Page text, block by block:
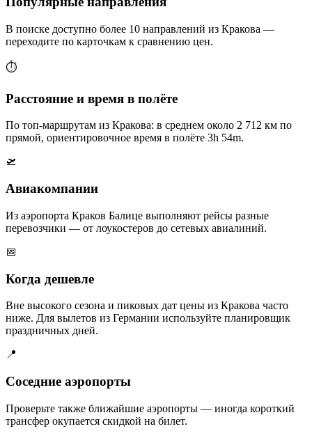
В поиске доступно более 10 направлений из Кракова —
переходите по карточкам к сравнению цен.
⏱️
Расстояние и время в полёте
По топ-маршрутам из Кракова: в среднем около 2 712 км по
прямой, ориентировочное время в полёте 3h 54m.
🛫
Авиакомпании
Из аэропорта Краков Балице выполняют рейсы разные
перевозчики — от лоукостеров до сетевых авиалиний.
📅
Когда дешевле
Вне высокого сезона и пиковых дат цены из Кракова часто
ниже. Для вылетов из Германии используйте планировщик
праздничных дней.
📍
Соседние аэропорты
Проверьте также ближайшие аэропорты — иногда короткий
трансфер окупается скидкой на билет.